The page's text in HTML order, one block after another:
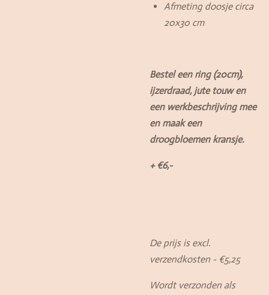
Afmeting doosje circa
20x30 cm
Bestel een ring (20cm),
ijzerdraad, jute touw en
een werkbeschrijving mee
en maak een
droogbloemen kransje.
+ €6,-
De prijs is excl.
verzendkosten - €5,25
Wordt verzonden als